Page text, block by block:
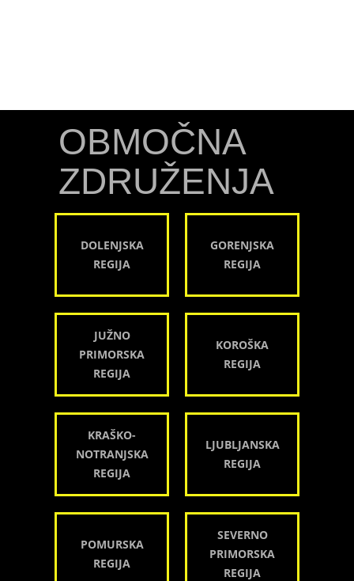
OBMOČNA
ZDRUŽENJA
DOLENJSKA
REGIJA
GORENJSKA
REGIJA
JUŽNO
PRIMORSKA
REGIJA
KOROŠKA
REGIJA
KRAŠKO-
NOTRANJSKA
REGIJA
LJUBLJANSKA
REGIJA
POMURSKA
REGIJA
SEVERNO
PRIMORSKA
REGIJA